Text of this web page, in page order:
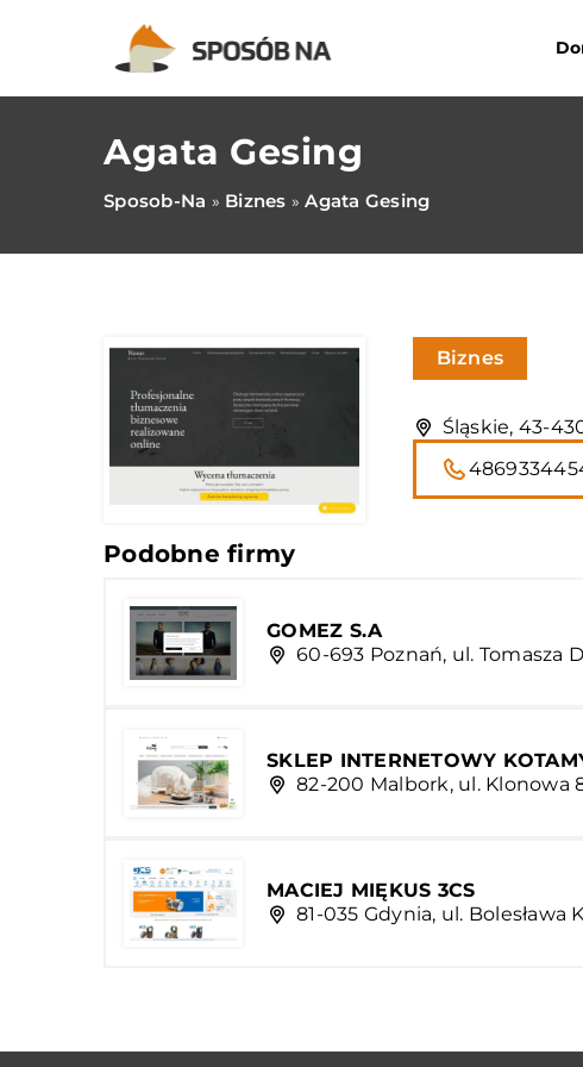
Agata Gesing
Sposob-Na » Biznes »Agata Gesing
Biznes
Śląskie, 43-
Podobne firmy
GOMEZ S.A
60-693 Poznań, ul. Tomasza
SKLEP INTERNETOWY
82-200 Malbork, ul. Klonowa
MACIEJ MIĘKUS 3CS
81-035 Gdynia, ul. Bolesława